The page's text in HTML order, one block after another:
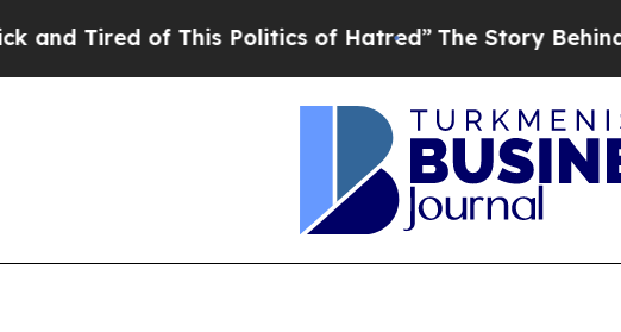
of This Politics of Hatred”The Story Behind